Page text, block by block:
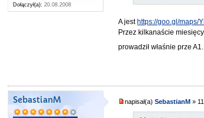
Dołączył(a): 20.08.2008
A jest https://goo.gl/maps/
Przez kilkanaście
prowadził właśnie prze
SebastianM napisał(a)SebastianM »